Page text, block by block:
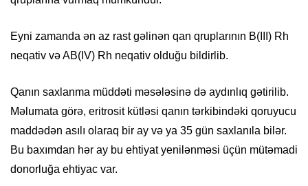
Eyni zamanda ən az rast gəlinən qan qruplarının B(III) Rh
neqativ və AB(IV) Rh neqativ olduğu bildirlib.
Qanın saxlanma müddəti məsələsinə də aydınlıq gətirilib.
Məlumata görə, eritrosit kütləsi qanın tərkibindəki qoruyucu
maddədən asılı olaraq bir ay və ya 35 gün saxlanıla bilər.
Bu baxımdan hər ay bu ehtiyat yenilənməsi üçün mütəmadi
donorluğa ehtiyac var.